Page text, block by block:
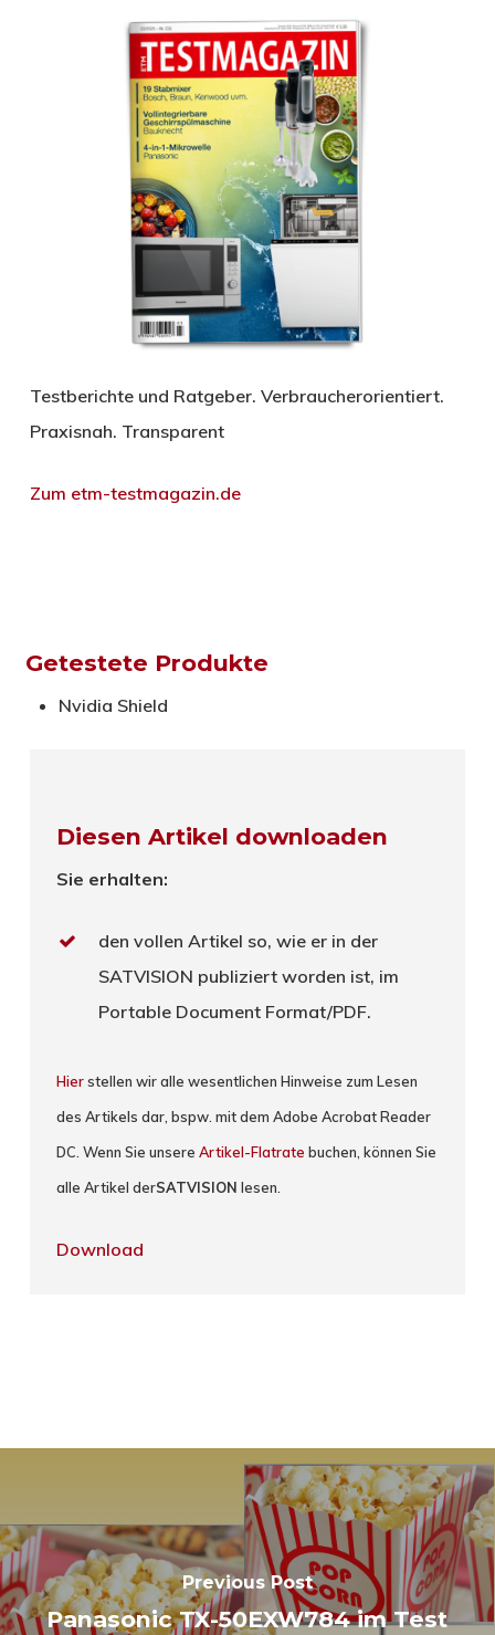
Testberichte und Ratgeber. Verbraucherorientiert.
Praxisnah. Transparent
Zum etm-testmagazin.de
Getestete Produkte
Nvidia Shield
Diesen Artikel downloaden
Sie erhalten:
den vollen Artikel so, wie er in der
SATVISION publiziert worden ist, im
Portable Document Format/PDF.
Hierstellen wir alle wesentlichen Hinweise zum Lesen
des Artikels dar, bspw. mit dem Adobe Acrobat Reader
DC. Wenn Sie unsereArtikel-Flatrate buchen, können Sie
alle Artikel derSATVISION lesen.
Download
Previous Post
Panasonic TX-50EXW784 im Test